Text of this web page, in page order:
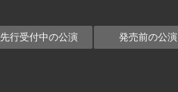
先行受付中の公演 発売前の公演